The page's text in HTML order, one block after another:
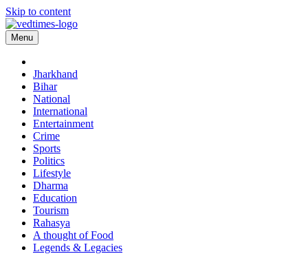
Skip to content
Vedtimes
Menu
Jharkhand
Bihar
National
International
Entertainment
Crime
Sports
Politics
Lifestyle
Dharma
Education
Tourism
Rahasya
A thought of Food
Legends & Legacies